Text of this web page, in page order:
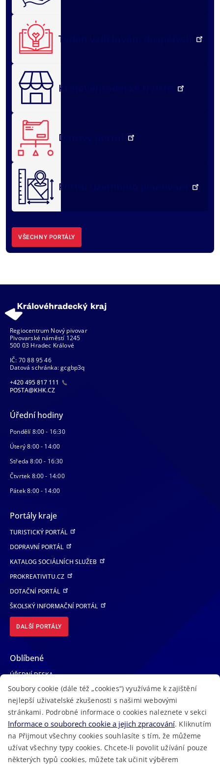
Týden vzdělávání dospělých
Královéhradecké tržiště
Datový portál
Portál územního plánování
VŠECHNY PORTÁLY
Regiocentrum Nový pivovar
Pivovarské náměstí 1245
500 03 Hradec Králové
IČ: 70 88 95 46
Datová schránka: gcgbp3q
+420 495 817 111
POSTA@KHK.CZ
Úřední hodiny
Pondělí 8:00 - 16:30
Úterý 8:00 - 14:00
Středa 8:00 - 16:30
Čtvrtek 8:00 - 14:00
Pátek 8:00 - 14:00
Portály kraje
TURISTICKÝ PORTÁL
DOPRAVNÍ PORTÁL
KATALOG SOCIÁLNÍCH SLUŽEB
PROKREATIVITU.CZ
DOTAČNÍ PORTÁL
ŠKOLSKÝ INFORMAČNÍ PORTÁL
DALŠÍ PORTÁLY
Oblíbené
ÚŘEDNÍ DESKA
TELEFONNÍ SEZNAM
LÉKAŘSKÁ POHOTOVOST
VOLNÁ MÍSTA
AKTUALITY
Soubory cookie (dále též „cookies“) využíváme k zajištění
nejlepší uživatelské zkušenosti s našimi webovými
stránkami. Podrobné informace o cookies naleznete v sekci
Informace o souborech cookie a jejich zpracování. Kliknutím
na Přijmout všechny cookies souhlasíte s tím, že můžeme
užívat všechny typy cookies. Chcete-li povolit užívání pouze
některých typů cookies, můžete tak učinit výběrem